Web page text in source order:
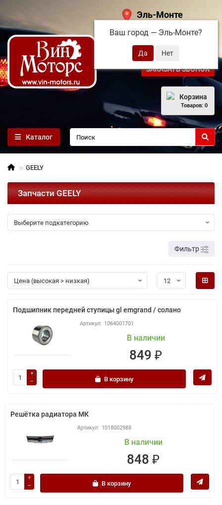
Эль-Монте
Ваш город — Эль-Монте?
+7 (495) 108-68-71
ЗАКАЗАТЬ ЗВОНОК
Корзина
Товаров: 0
Каталог
GEELY
Запчасти GEELY
Фильтр
Подшипник передней ступицы gl emgrand / солано
1064001701
В наличии
849 ₽
В корзину
Решётка радиатора МК
1018002988
В наличии
848 ₽
В корзину